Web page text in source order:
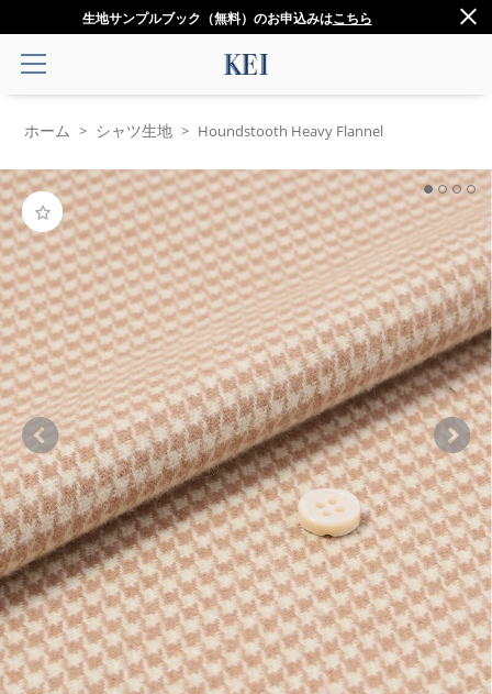
生地サンプルブック（無料）のお申込みはこちら
ホーム > シャツ生地 > Houndstooth Heavy Flannel